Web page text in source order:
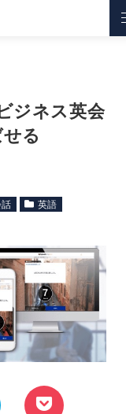
ジネス英会
る
英語